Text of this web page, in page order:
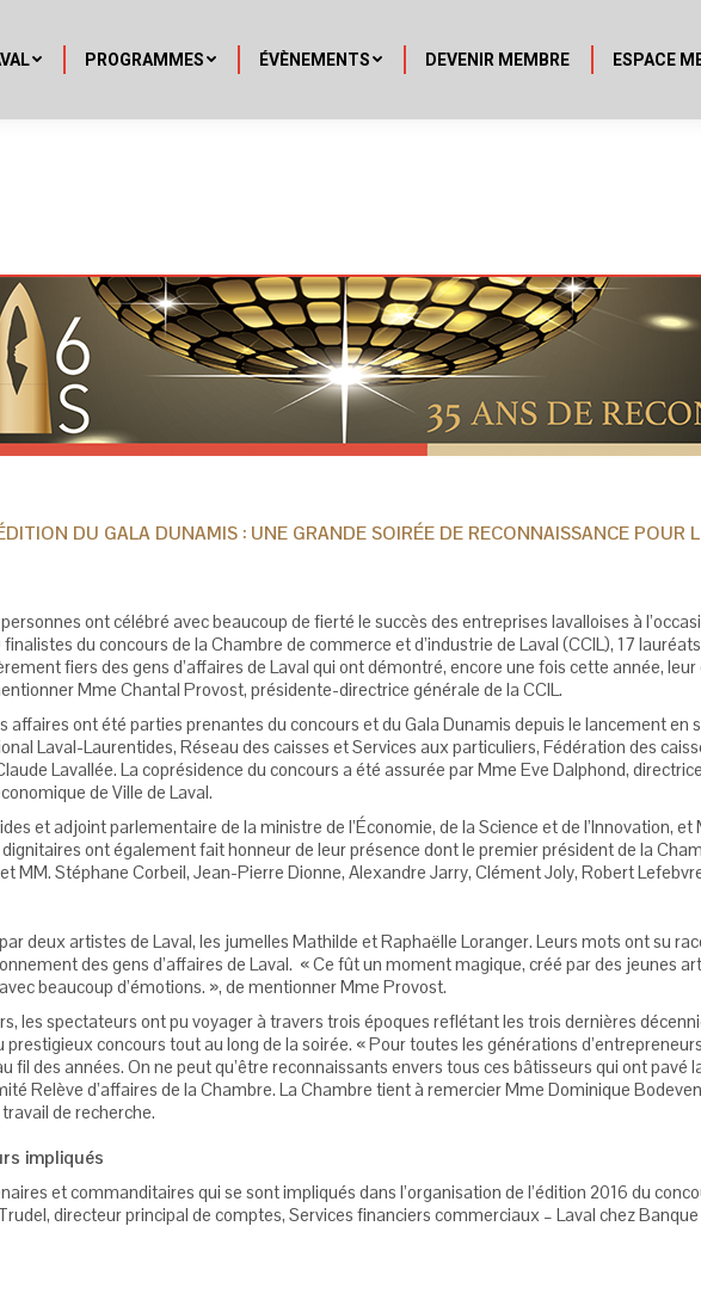
PROGRAMMES ÉVÈNEMENTS DEVENIR MEMBRE ESPACE
DU GALA DUNAMIS : UNE GRANDE SOIRÉE DE RECONNAISSANCE POUR
ont célébré avec beaucoup de fierté le succès des entreprises lavalloises à
du concours de la Chambre de commerce et d’industrie de Laval (CCIL), 17
fiers des gens d’affaires de Laval qui ont démontré, encore une fois cette année,
Mme Chantal Provost, présidente-directrice générale de la CCIL.
ont été parties prenantes du concours et du Gala Dunamis depuis le lancement en
Laval-Laurentides, Réseau des caisses et Services aux particuliers, Fédération des
Lavallée. La coprésidence du concours a été assurée par Mme Eve Dalphond,
de Ville de Laval.
et adjoint parlementaire de la ministre de l’Économie, de la Science et de l’Innovation,
ont également fait honneur de leur présence dont le premier président de la
MM. Stéphane Corbeil, Jean-Pierre Dionne, Alexandre Jarry, Clément Joly, Robert
deux artistes de Laval, les jumelles Mathilde et Raphaëlle Loranger. Leurs mots ont su
des gens d’affaires de Laval. « Ce fût un moment magique, créé par des jeunes
beaucoup d’émotions. », de mentionner Mme Provost.
les spectateurs ont pu voyager à travers trois époques reflétant les trois dernières
prestigieux concours tout au long de la soirée. « Pour toutes les générations
fil des années. On ne peut qu’être reconnaissants envers tous ces bâtisseurs qui ont pavé
Relève d’affaires de la Chambre. La Chambre tient à remercier Mme Dominique
de recherche.
impliqués
et commanditaires qui se sont impliqués dans l’organisation de l’édition 2016 du
directeur principal de comptes, Services financiers commerciaux – Laval chez